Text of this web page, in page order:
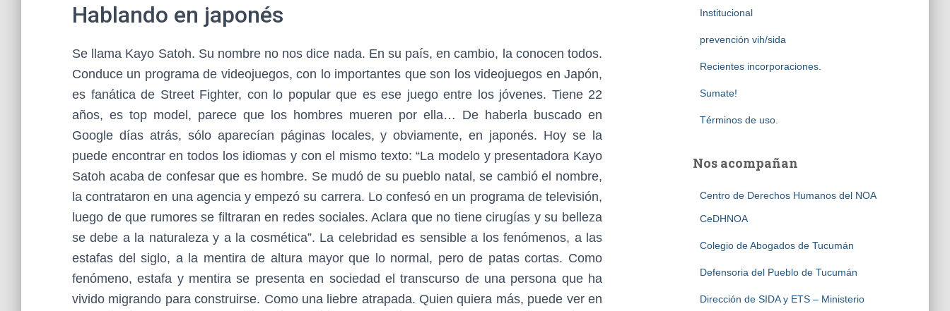
Hablando en japonés
Se llama Kayo Satoh. Su nombre no nos dice nada. En su país, en cambio, la conocen todos.
Conduce un programa de videojuegos, con lo importantes que son los videojuegos en Japón,
es fanática de Street Fighter, con lo popular que es ese juego entre los jóvenes. Tiene 22
años, es top model, parece que los hombres mueren por ella… De haberla buscado en
Google días atrás, sólo aparecían páginas locales, y obviamente, en japonés. Hoy se la
puede encontrar en todos los idiomas y con el mismo texto: “La modelo y presentadora Kayo
Satoh acaba de confesar que es hombre. Se mudó de su pueblo natal, se cambió el nombre,
la contrataron en una agencia y empezó su carrera. Lo confesó en un programa de televisión,
luego de que rumores se filtraran en redes sociales. Aclara que no tiene cirugías y su belleza
se debe a la naturaleza y a la cosmética”. La celebridad es sensible a los fenómenos, a las
estafas del siglo, a la mentira de altura mayor que lo normal, pero de patas cortas. Como
fenómeno, estafa y mentira se presenta en sociedad el transcurso de una persona que ha
vivido migrando para construirse. Como una liebre atrapada. Quien quiera más, puede ver en
Institucional
prevención vih/sida
Recientes incorporaciones.
Sumate!
Términos de uso.
Nos acompañan
Centro de Derechos Humanos del NOA
CeDHNOA
Colegio de Abogados de Tucumán
Defensoria del Pueblo de Tucumán
Dirección de SIDA y ETS – Ministerio